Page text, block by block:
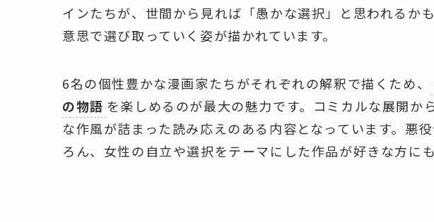
インたちが、世間から見れば「愚かな選択」と思われるか
意思で選び取っていく姿が描かれています。
6名の個性豊かな漫画家たちがそれぞれの解釈で描くため、
の物語 を楽しめるのが最大の魅力です。コミカルな展開か
な作風が詰まった読み応えのある内容となっています。悪
ろん、女性の自立や選択をテーマにした作品が好きな方に